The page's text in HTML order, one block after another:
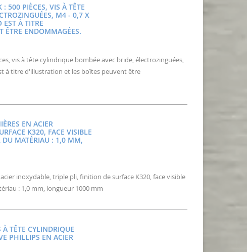
500 PIÈCES, VIS À TÊTE
M4 - 0,7 X
EST À TITRE
ÊTRE ENDOMMAGÉES.
vis à tête cylindrique bombée avec bride, électrozinguées,
à titre d'illustration et les boîtes peuvent être
EN ACIER
K320, FACE VISIBLE
DU MATÉRIAU : 1,0 MM,
acier inoxydable, triple pli, finition de surface K320, face visible
: 1,0 mm, longueur 1000 mm
TÊTE CYLINDRIQUE
PHILLIPS EN ACIER